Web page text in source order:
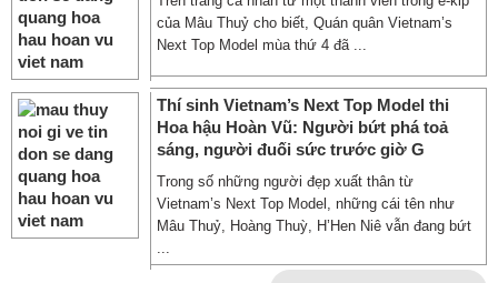
của Mâu Thuỷ cho biết, Quán quân Vietnam’s
Next Top Model mùa thứ 4 đã ...
Thí sinh Vietnam’s Next Top Model thi
Hoa hậu Hoàn Vũ: Người bứt phá toả
sáng, người đuối sức trước giờ G
Trong số những người đẹp xuất thân từ
Vietnam’s Next Top Model, những cái tên như
Mâu Thuỷ, Hoàng Thuỳ, H’Hen Niê vẫn đang bứt
...